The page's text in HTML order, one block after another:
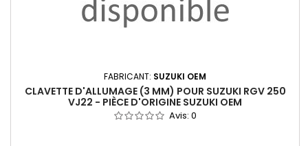
FABRICANT: SUZUKI OEM
CLAVETTE D'ALLUMAGE (3 MM) POUR SUZUKI RGV 250
VJ22 - PIÈCE D'ORIGINE SUZUKI OEM
Avis: 0